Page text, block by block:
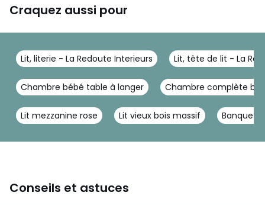
Craquez aussi pour
Lit, literie - La Redoute Interieurs Lit, tête de lit - La
Chambre bébé table à langer Chambre complète
Lit mezzanine rose Lit vieux bois massif
Conseils et astuces